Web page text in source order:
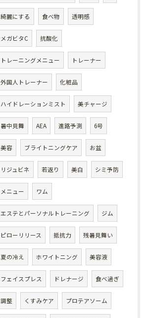
綺麗にする 食べ物 透明感
メガビタC 抗酸化
トレーニングメニュー トレーナー
外国人トレーナー 化粧品
ハイドレーションミスト 美チャージ
暑中見舞 AEA 進路予測 6号
美容 ブライトニングケア お盆
リジュビネ 若返り 美白 シミ予防
メニュー ワム
エステとパーソナルトレーニング ジム
ピローリリース 抵抗力 残暑見舞い
夏の冷え ホワイトニング 美容液
フェイスプレス ドレナージ 食べ過ぎ
調整 くすみケア プロテアソーム